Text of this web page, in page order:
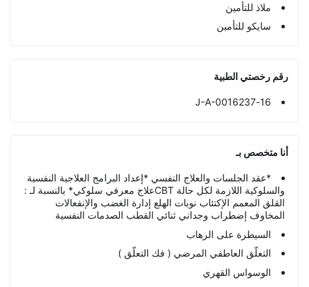
ملاذ للتأمين
سايكو للتأمين
رقم رخصتي الطبية
16-J-A-0016237
أنا متخصص بـ
*عقد الجلسات والعلاج النفسي *إعداد البرامج العلاجية النفسية
والسلوكية اللازمة لكل حالة CBTعلاج معرفي سلوكي* بالنسبة لـ :
القلق المعمم الإكتئاب نوبات الهلع إدارة الغضب والإنفعالات
المخاوف إضطراب وجداني ثنائي القطب الصدمات النفسية
السيطرة على الرهاب
التعلّق العاطفي المرضي ( فك التعلّق )
الوسواس القهري